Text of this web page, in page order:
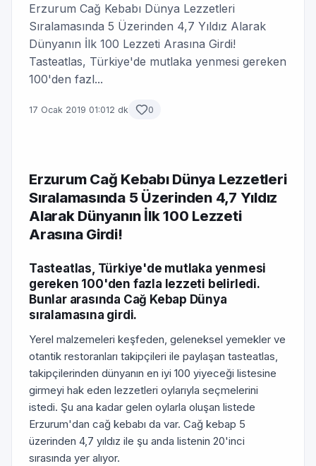
Erzurum Cağ Kebabı Dünya Lezzetleri
Sıralamasında 5 Üzerinden 4,7 Yıldız Alarak
Dünyanın İlk 100 Lezzeti Arasına Girdi!
Tasteatlas, Türkiye'de mutlaka yenmesi gereken
100'den fazl...
17 Ocak 2019 01:012 dk 0
Erzurum Cağ Kebabı Dünya Lezzetleri
Sıralamasında 5 Üzerinden 4,7 Yıldız
Alarak Dünyanın İlk 100 Lezzeti
Arasına Girdi!
Tasteatlas, Türkiye'de mutlaka yenmesi
gereken 100'den fazla lezzeti belirledi.
Bunlar arasında Cağ Kebap Dünya
sıralamasına girdi.
Yerel malzemeleri keşfeden, geleneksel yemekler ve
otantik restoranları takipçileri ile paylaşan tasteatlas,
takipçilerinden dünyanın en iyi 100 yiyeceği listesine
girmeyi hak eden lezzetleri oylarıyla seçmelerini
istedi. Şu ana kadar gelen oylarla oluşan listede
Erzurum'dan cağ kebabı da var. Cağ kebap 5
üzerinden 4,7 yıldız ile şu anda listenin 20'inci
sırasında yer alıyor.